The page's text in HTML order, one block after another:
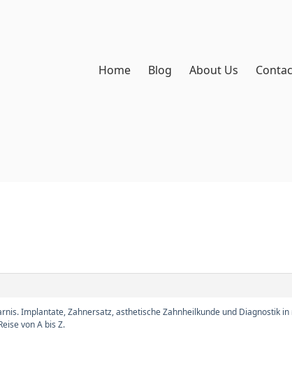
Home Blog About Us
Implantate, Zahnersatz, asthetische Zahnheilkunde und Diagnostik
von A bis Z.